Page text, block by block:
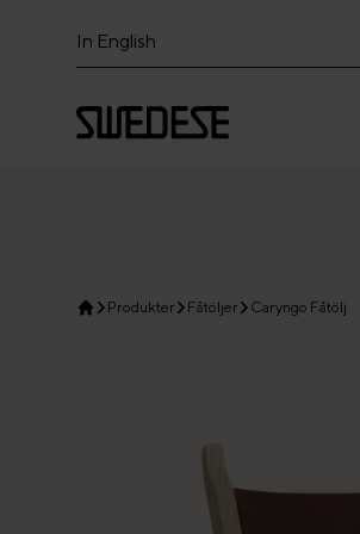
In English
Produkter Fåtöljer Caryngo Fåtölj